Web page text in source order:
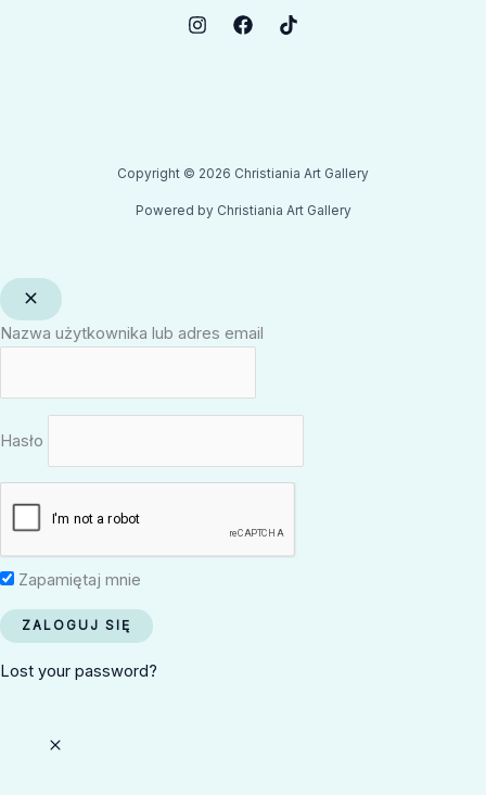
Copyright © 2026 Christiania Art Gallery
Powered by Christiania Art Gallery
Nazwa użytkownika lub adres email
Hasło
Zapamiętaj mnie
Lost your password?